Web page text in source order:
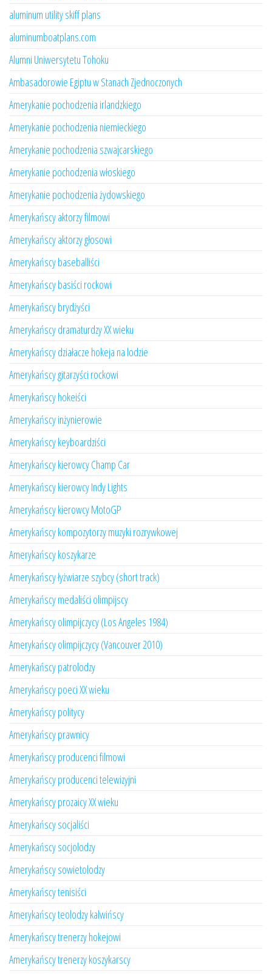
aluminum utility skiff plans
aluminumboatplans.com
Alumni Uniwersytetu Tohoku
Ambasadorowie Egiptu w Stanach Zjednoczonych
Amerykanie pochodzenia irlandzkiego
Amerykanie pochodzenia niemieckiego
Amerykanie pochodzenia szwajcarskiego
Amerykanie pochodzenia włoskiego
Amerykanie pochodzenia żydowskiego
Amerykańscy aktorzy filmowi
Amerykańscy aktorzy głosowi
Amerykańscy baseballiści
Amerykańscy basiści rockowi
Amerykańscy brydżyści
Amerykańscy dramaturdzy XX wieku
Amerykańscy działacze hokeja na lodzie
Amerykańscy gitarzyści rockowi
Amerykańscy hokeiści
Amerykańscy inżynierowie
Amerykańscy keyboardziści
Amerykańscy kierowcy Champ Car
Amerykańscy kierowcy Indy Lights
Amerykańscy kierowcy MotoGP
Amerykańscy kompozytorzy muzyki rozrywkowej
Amerykańscy koszykarze
Amerykańscy łyżwiarze szybcy (short track)
Amerykańscy medaliści olimpijscy
Amerykańscy olimpijczycy (Los Angeles 1984)
Amerykańscy olimpijczycy (Vancouver 2010)
Amerykańscy patrolodzy
Amerykańscy poeci XX wieku
Amerykańscy politycy
Amerykańscy prawnicy
Amerykańscy producenci filmowi
Amerykańscy producenci telewizyjni
Amerykańscy prozaicy XX wieku
Amerykańscy socjaliści
Amerykańscy socjolodzy
Amerykańscy sowietolodzy
Amerykańscy tenisiści
Amerykańscy teolodzy kalwińscy
Amerykańscy trenerzy hokejowi
Amerykańscy trenerzy koszykarscy